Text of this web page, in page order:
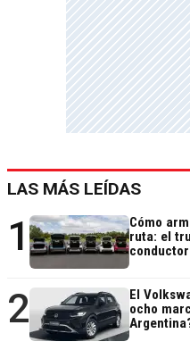
LAS MÁS LEÍDAS
1
Cómo
ruta: el
2
El
ocho